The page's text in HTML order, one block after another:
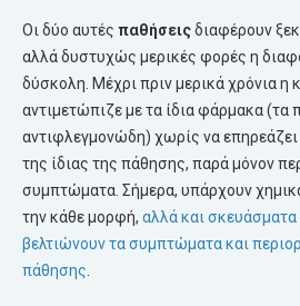
Οι δύο αυτές παθήσειςδιαφέρουν
αλλά δυστυχώς μερικές φορές η
δύσκολη. Μέχρι πριν μερικά χρόνια η
αντιμετώπιζε με τα ίδια φάρμακα (τα
αντιφλεγμονώδη) χωρίς να επηρεάζει
της ίδιας της πάθησης, παρά μόνον
συμπτώματα. Σήμερα, υπάρχουν
την κάθε μορφή, αλλά και σκευάσματα
βελτιώνουν τα συμπτώματα και
πάθησης